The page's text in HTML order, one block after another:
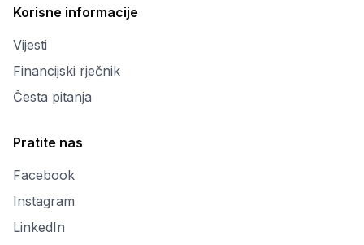
Korisne informacije
Vijesti
Financijski rječnik
Česta pitanja
Pratite nas
Facebook
Instagram
LinkedIn